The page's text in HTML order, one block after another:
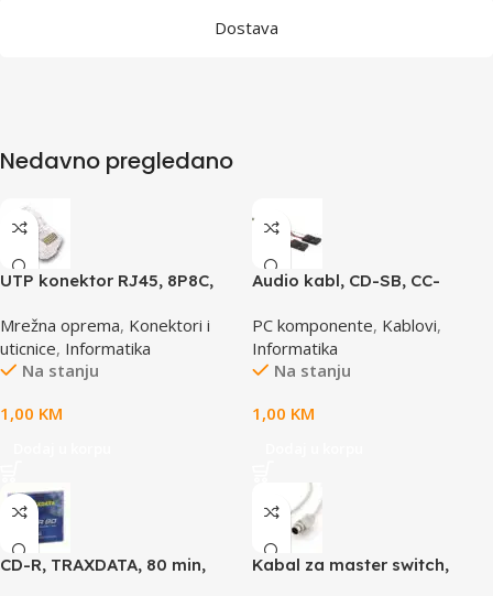
Dostava
Nedavno pregledano
UTP konektor RJ45, 8P8C,
Mrežna oprema, Konektori i
uticnice, Informatika
Na stanju
1,00 KM
Audio kabl, CD-SB, CC-
PC komponente, Kablovi,
Informatika
Na stanju
1,00 KM
CD-R, TRAXDATA, 80 min,
Kabal za master switch,